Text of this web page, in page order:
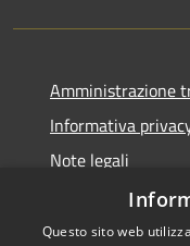
Amministrazione
Informativa
Note legali
Dichiarazione di
Questo sito web